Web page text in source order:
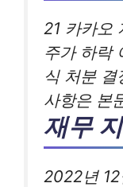
21 카카오
주가 하락
식 처분
사항은 본
재무
2022년